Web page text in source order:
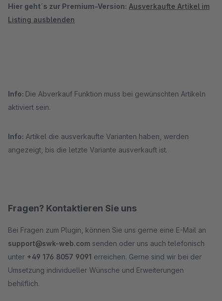
Hier geht´s zur Premium-Version: Ausverkaufte Artikel im
Listing ausblenden
Info: Die Abverkauf Funktion muss bei gewünschten Artikeln
aktiviert sein.
Info: Artikel die ausverkaufte Varianten haben, werden
angezeigt, bis die letzte Variante ausverkauft ist.
Fragen? Kontaktieren Sie uns
Bei Fragen zum Plugin, können Sie uns gerne eine E-Mail an
support@swk-web.com senden oder uns auch telefonisch
unter +49 176 8057 9091 erreichen. Gerne sind wir bei der
Umsetzung individueller Wünsche und Erweiterungen
behilflich.